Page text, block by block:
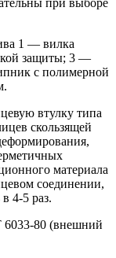
при выборе
1 — вилка
защиты; 3 —
с полимерной
втулку типа
скользящей
материала
соединении,
4-5 раз.
6033-80 (внешний